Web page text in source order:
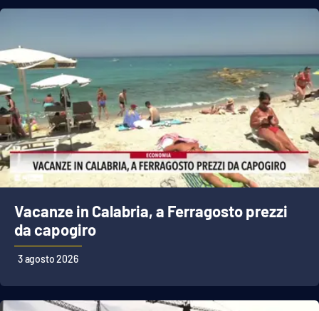
Vacanze in Calabria, a Ferragosto prezzi
da capogiro
3 agosto 2026